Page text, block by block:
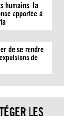
humains, la
apportée à
de se rendre
de
LES